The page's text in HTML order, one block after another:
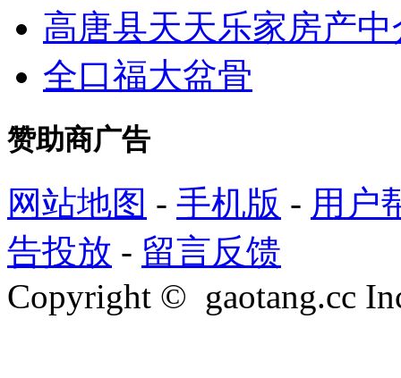
高唐县天天乐家房产
全口福大盆骨
赞助商广告
网站地图 - 手机版 - 用户
告投放 - 留言反馈
Copyright © gaotang.cc